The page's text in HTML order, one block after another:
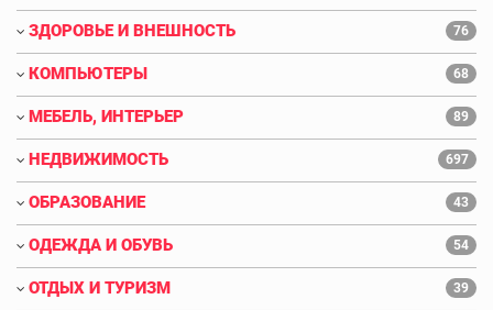
ЗДОРОВЬЕ И ВНЕШНОСТЬ 76
КОМПЬЮТЕРЫ 68
МЕБЕЛЬ, ИНТЕРЬЕР 89
НЕДВИЖИМОСТЬ 697
ОБРАЗОВАНИЕ 43
ОДЕЖДА И ОБУВЬ 54
ОТДЫХ И ТУРИЗМ 39